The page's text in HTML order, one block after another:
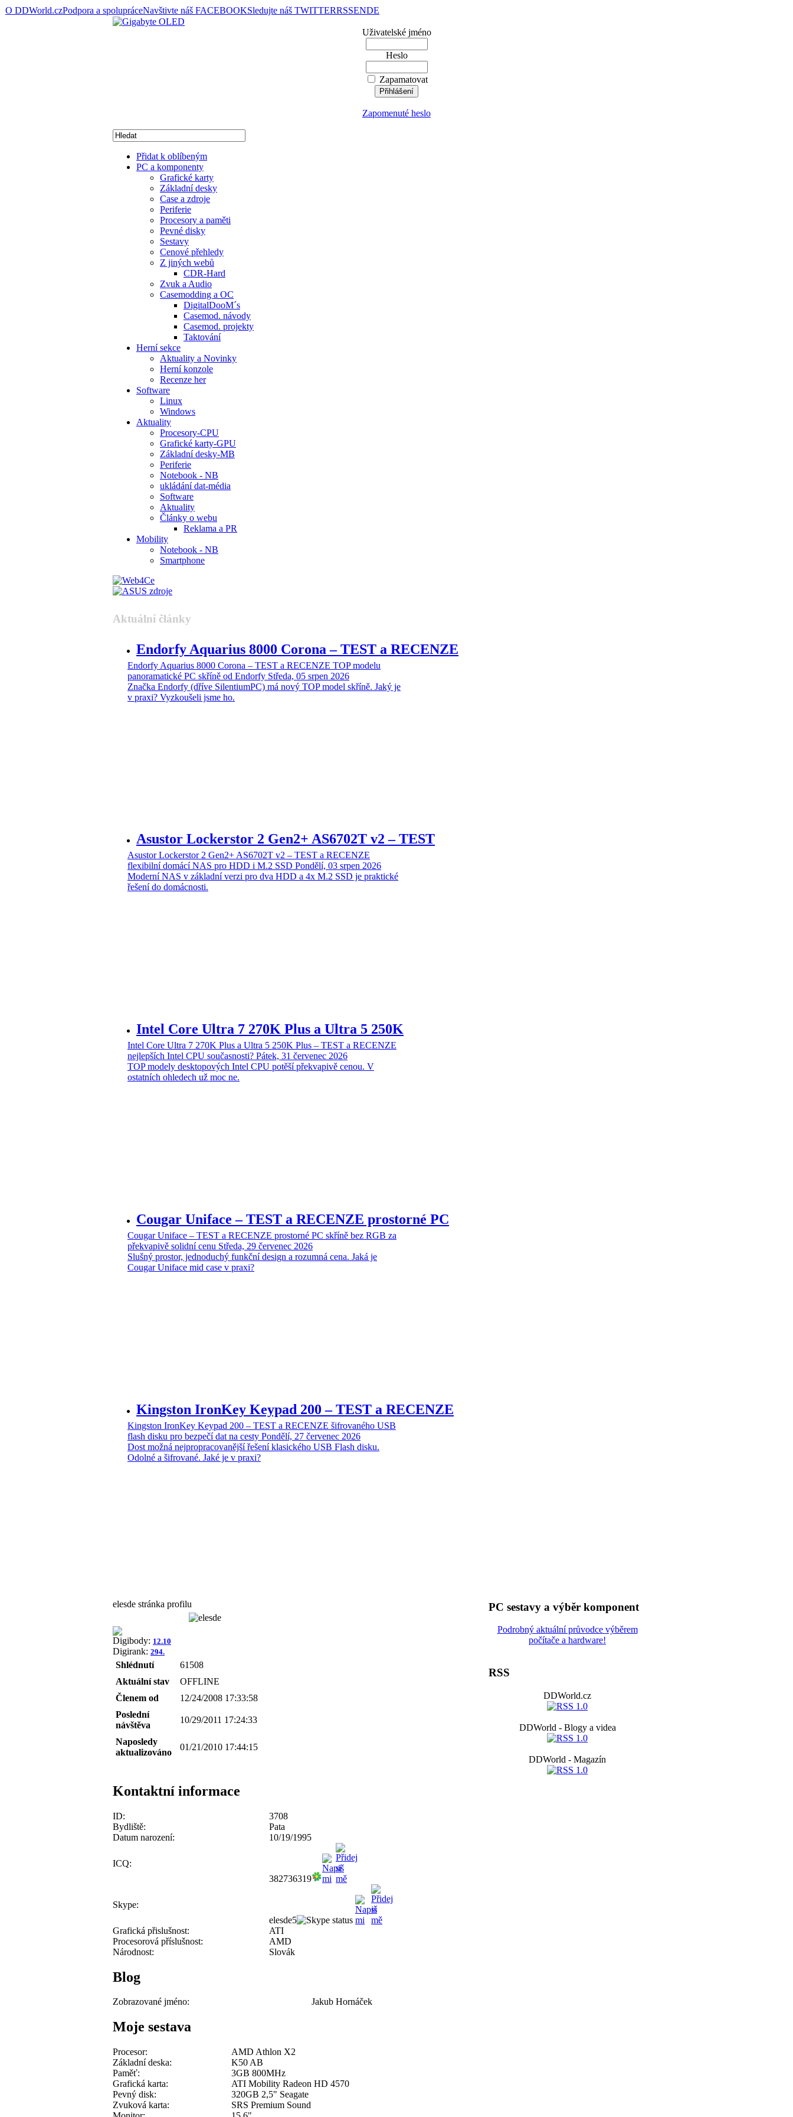
O DDWorld.czPodpora a spolupráceNavštivte náš FACEBOOKSledujte náš TWITTERRSSENDE
Uživatelské jméno
Heslo
Zapamatovat
Zapomenuté heslo
Přidat k oblíbeným
PC a komponenty
Grafické karty
Základní desky
Case a zdroje
Periferie
Procesory a paměti
Pevné disky
Sestavy
Cenové přehledy
Z jiných webů
CDR-Hard
Zvuk a Audio
Casemodding a OC
DigitalDooM´s
Casemod. návody
Casemod. projekty
Taktování
Herní sekce
Aktuality a Novinky
Herní konzole
Recenze her
Software
Linux
Windows
Aktuality
Procesory-CPU
Grafické karty-GPU
Základní desky-MB
Periferie
Notebook - NB
ukládání dat-média
Software
Aktuality
Články o webu
Reklama a PR
Mobility
Notebook - NB
Smartphone
Aktuální články
Endorfy Aquarius 8000 Corona – TEST a RECENZE
Endorfy Aquarius 8000 Corona – TEST a RECENZE TOP modelu
panoramatické PC skříně od Endorfy Středa, 05 srpen 2026
Značka Endorfy (dříve SilentiumPC) má nový TOP model skříně. Jaký je
v praxi? Vyzkoušeli jsme ho.
Asustor Lockerstor 2 Gen2+ AS6702T v2 – TEST
Asustor Lockerstor 2 Gen2+ AS6702T v2 – TEST a RECENZE
flexibilní domácí NAS pro HDD i M.2 SSD Pondělí, 03 srpen 2026
Moderní NAS v základní verzi pro dva HDD a 4x M.2 SSD je praktické
řešení do domácnosti.
Intel Core Ultra 7 270K Plus a Ultra 5 250K
Intel Core Ultra 7 270K Plus a Ultra 5 250K Plus – TEST a RECENZE
nejlepších Intel CPU současnosti? Pátek, 31 červenec 2026
TOP modely desktopových Intel CPU potěší překvapivě cenou. V
ostatních ohledech už moc ne.
Cougar Uniface – TEST a RECENZE prostorné PC
Cougar Uniface – TEST a RECENZE prostorné PC skříně bez RGB za
překvapivě solidní cenu Středa, 29 červenec 2026
Slušný prostor, jednoduchý funkční design a rozumná cena. Jaká je
Cougar Uniface mid case v praxi?
Kingston IronKey Keypad 200 – TEST a RECENZE
Kingston IronKey Keypad 200 – TEST a RECENZE šifrovaného USB
flash disku pro bezpečí dat na cesty Pondělí, 27 červenec 2026
Dost možná nejpropracovanější řešení klasického USB Flash disku.
Odolné a šifrované. Jaké je v praxi?
elesde stránka profilu
Digibody: 12.10
Digirank: 294.
Shlédnutí
61508
Aktuální stav
OFFLINE
Členem od
12/24/2008 17:33:58
Poslední
návštěva
10/29/2011 17:24:33
Naposledy
aktualizováno
01/21/2010 17:44:15
Kontaktní informace
ID:
3708
Bydliště:
Pata
Datum narození:
10/19/1995
ICQ:
382736319
Skype:
elesde5
Grafická přislušnost:
ATI
Procesorová příslušnost:
AMD
Národnost:
Slovák
Blog
Zobrazované jméno: Jakub Hornáček
Moje sestava
Procesor:
AMD Athlon X2
Základní deska:
K50 AB
Paměť:
3GB 800MHz
Grafická karta:
ATI Mobility Radeon HD 4570
Pevný disk:
320GB 2,5" Seagate
Zvuková karta:
SRS Premium Sound
PC sestavy a výběr komponent
Podrobný aktuální průvodce výběrem
počítače a hardware!
RSS
DDWorld.cz
DDWorld - Blogy a videa
DDWorld - Magazín